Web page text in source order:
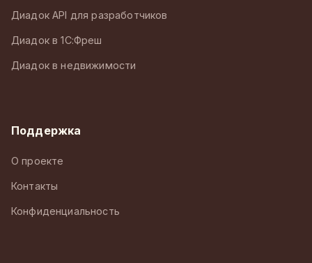
Диадок API для разработчиков
Диадок в 1С:Фреш
Диадок в недвижимости
Поддержка
О проекте
Контакты
Конфиденциальность